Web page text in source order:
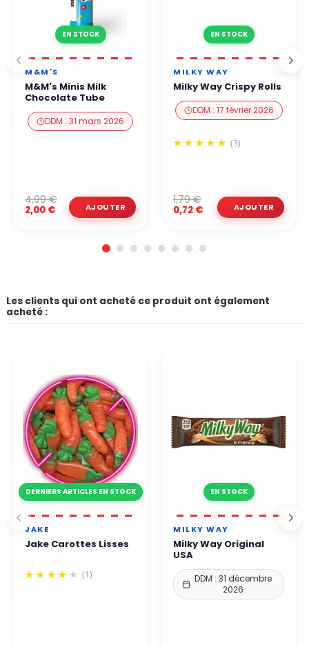
EN STOCK
M&M'S
M&M's Minis Milk
Chocolate Tube
DDM : 31 mars 2026
2,00 €
4,99 €
EN STOCK
MILKY WAY
Milky Way Crispy Rolls
DDM : 17 février 2026
(3)
0,72 €
1,79 €
Les clients qui ont acheté ce produit ont également
acheté :
DERNIERS ARTICLES EN STOCK
JAKE
Jake Carottes Lisses
(1)
EN STOCK
MILKY WAY
Milky Way Original
USA
DDM : 31 décembre
2026